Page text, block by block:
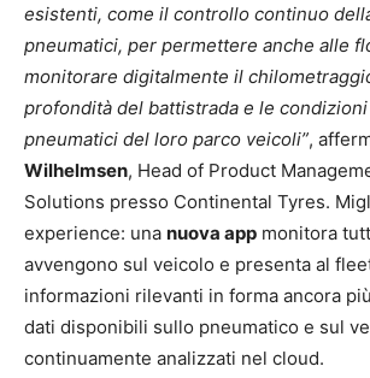
esistenti, come il controllo continuo
pneumatici, per permettere anche alle
monitorare digitalmente il
profondità del battistrada e le
pneumatici del loro parco veicoli”,
Wilhelmsen, Head of Product
Solutions presso Continental Tyres.
experience: una nuova app monitora
avvengono sul veicolo e presenta al
informazioni rilevanti in forma ancora
dati disponibili sullo pneumatico e sul
continuamente analizzati nel cloud.